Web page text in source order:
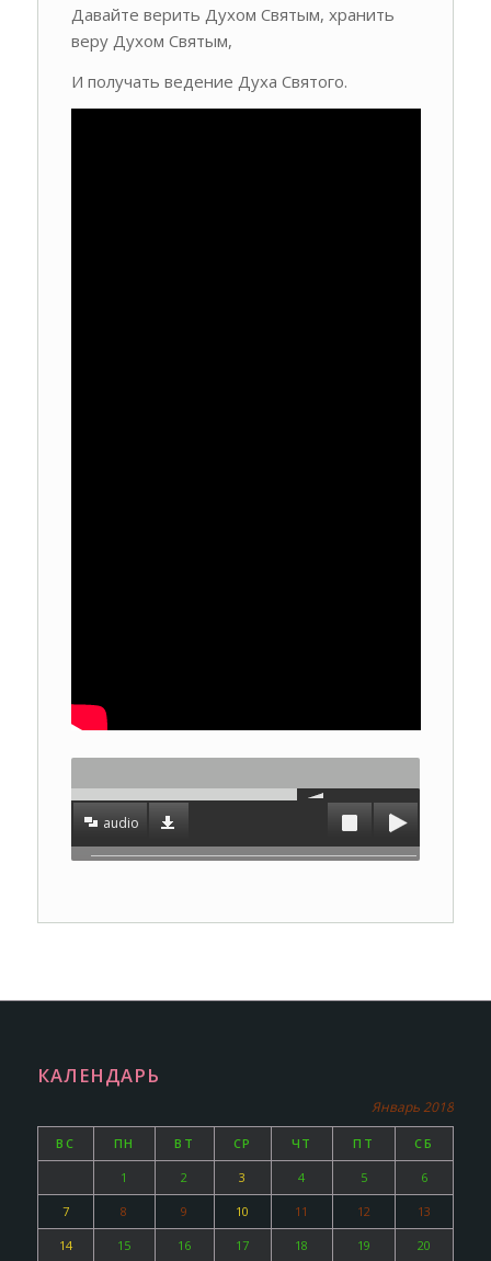
Давайте верить Духом Святым, хранить
веру Духом Святым,
И получать ведение Духа Святого.
audio
КАЛЕНДАРЬ
Январь 2018
ВС ПН ВТ СР ЧТ ПТ СБ
1 2 3 4 5 6
7 8 9 10 11 12 13
14 15 16 17 18 19 20